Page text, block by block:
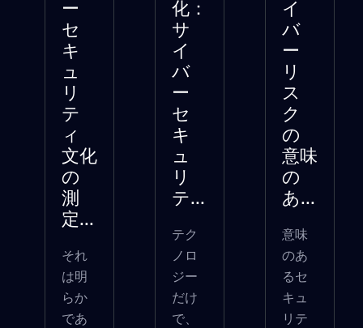
ー
セ
キ
ュ
リ
テ
ィ
文化
の
測
定...
それ
は明
らか
であ
化：
サ
イ
バ
ー
セ
キ
ュ
リ
テ...
テク
ノロ
ジー
だけ
で、
イ
バ
ー
リ
ス
ク
の
意味
の
あ...
意味
のあ
るセ
キュ
リテ